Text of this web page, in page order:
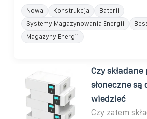
Nowa Konstrukcja
Baterii
Systemy Magazynowania Energii
Magazyny Energii
Czy składane
słoneczne są
wiedzieć
Czy zatem